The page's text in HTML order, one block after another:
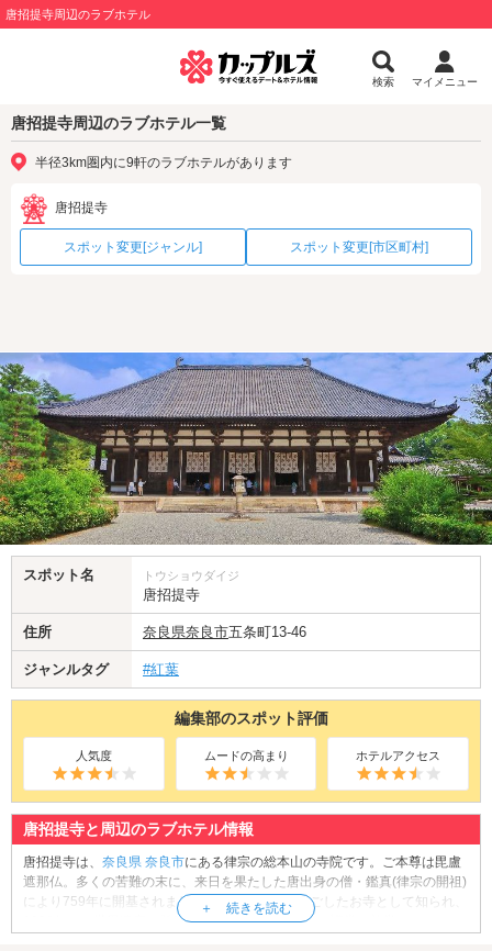
唐招提寺周辺のラブホテル
検索 マイメニュー
唐招提寺周辺のラブホテル一覧
半径3km圏内に9軒のラブホテルがあります
唐招提寺
スポット変更[ジャンル] スポット変更[市区町村]
スポット名 トウショウダイジ
唐招提寺
住所 奈良県奈良市五条町13-46
ジャンルタグ #紅葉
編集部のスポット評価
人気度 ムードの高まり ホテルアクセス
唐招提寺と周辺のラブホテル情報
唐招提寺は、 奈良県 奈良市にある律宗の総本山の寺院です。ご本尊は毘盧
遮那仏。多くの苦難の末に、来日を果たした唐出身の僧・鑑真(律宗の開祖)
により759年に開基されました。鑑真が晩年を過ごしたお寺として知られ、
1998年には世界遺産に登録されています。境内には講堂、礼堂をはじめと